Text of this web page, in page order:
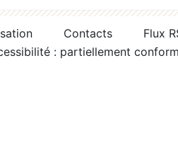
Contacts
Flux
: partiellement